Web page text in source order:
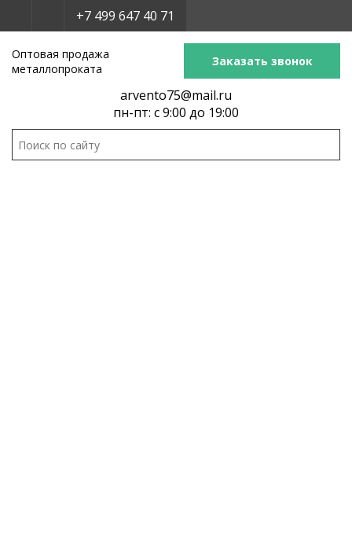
Оптовая продажа
металлопроката
arvento75@mail.ru
пн-пт: с 9:00 до 19:00
Заказать звонок
+7 499 647 40 71